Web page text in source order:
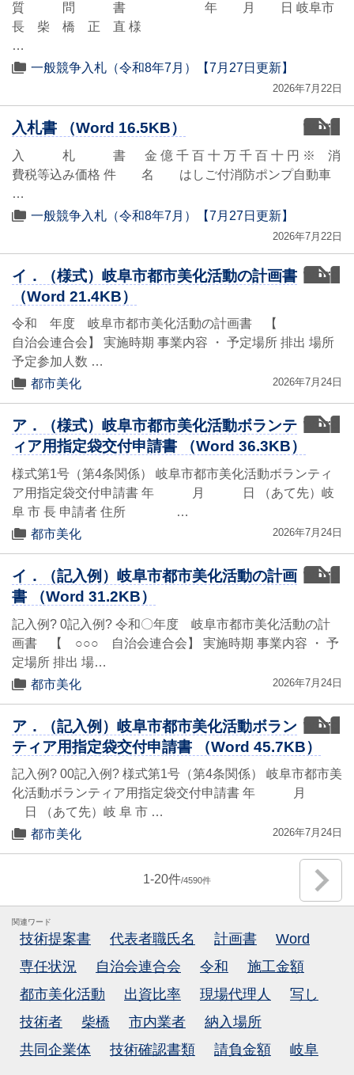
質 問 書 年 月 日 岐阜市
長 柴 橋 正 直 様
…
一般競争入札（令和8年7月）【7月27日更新】
2026年7月22日
word
入札書 （Word 16.5KB）
入 札 書 金 億 千 百 十 万 千 百 十 円 ※ 消
費税等込み価格 件 名 はしご付消防ポンプ自動車
…
一般競争入札（令和8年7月）【7月27日更新】
2026年7月22日
word
イ．（様式）岐阜市都市美化活動の計画書
（Word 21.4KB）
令和 年度 岐阜市都市美化活動の計画書 【
自治会連合会】 実施時期 事業内容 ・ 予定場所 排出 場所
予定参加人数 …
都市美化
2026年7月24日
word
ア．（様式）岐阜市都市美化活動ボランテ
ィア用指定袋交付申請書 （Word 36.3KB）
様式第1号（第4条関係） 岐阜市都市美化活動ボランティ
ア用指定袋交付申請書 年 月 日 （あて先）岐
阜 市 長 申請者 住所 …
都市美化
2026年7月24日
word
イ．（記入例）岐阜市都市美化活動の計画
書 （Word 31.2KB）
記入例? 0記入例? 令和〇年度 岐阜市都市美化活動の計
画書 【 ○○○ 自治会連合会】 実施時期 事業内容 ・ 予
定場所 排出 場…
都市美化
2026年7月24日
word
ア．（記入例）岐阜市都市美化活動ボラン
ティア用指定袋交付申請書 （Word 45.7KB）
記入例? 00記入例? 様式第1号（第4条関係） 岐阜市都市美
化活動ボランティア用指定袋交付申請書 年 月
日 （あて先）岐 阜 市 …
都市美化
2026年7月24日
1-20 4590
関連ワード
技術提案書 代表者職氏名 計画書
Word
専任状況
自治会連合会 令和
施工金額
都市美化活動
出資比率 現場代理人
写し
技術者
柴橋 市内業者
納入場所
共同企業体
技術確認書類 請負金額 岐阜